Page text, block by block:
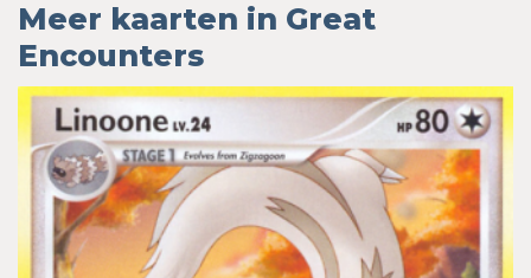
Meer kaarten in Great
Encounters